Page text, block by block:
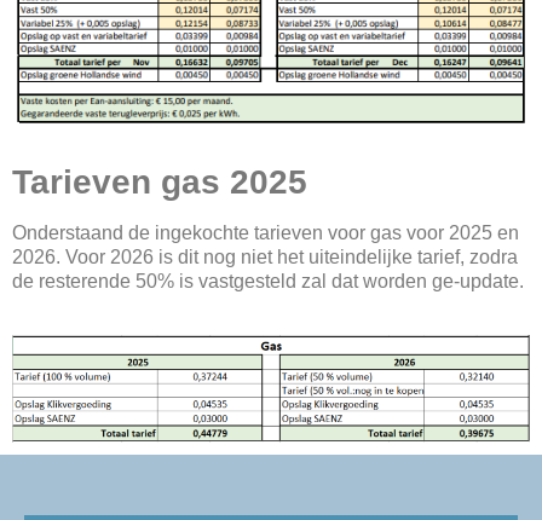
Tarieven gas 2025
Onderstaand de ingekochte tarieven voor gas voor 2025 en
2026. Voor 2026 is dit nog niet het uiteindelijke tarief, zodra
de resterende 50% is vastgesteld zal dat worden ge-update.